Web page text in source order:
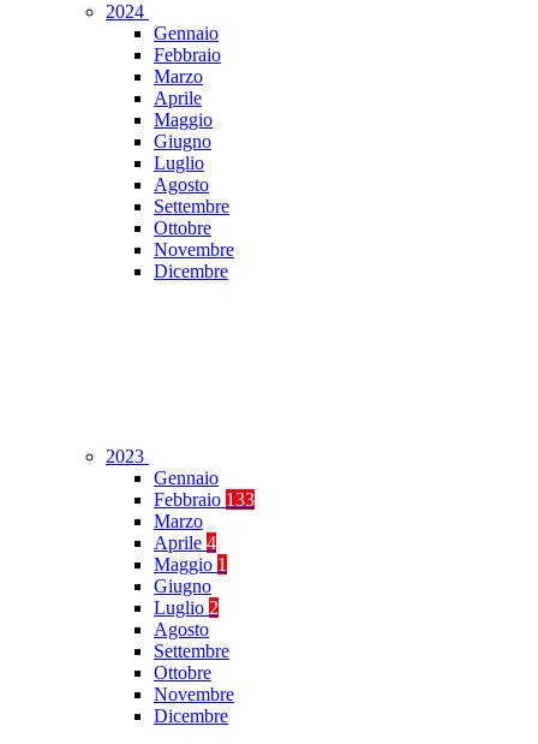
2024
Gennaio
Febbraio
Marzo
Aprile
Maggio
Giugno
Luglio
Agosto
Settembre
Ottobre
Novembre
Dicembre
2023
Gennaio
Febbraio 133
Marzo
Aprile 4
Maggio 1
Giugno
Luglio 2
Agosto
Settembre
Ottobre
Novembre
Dicembre